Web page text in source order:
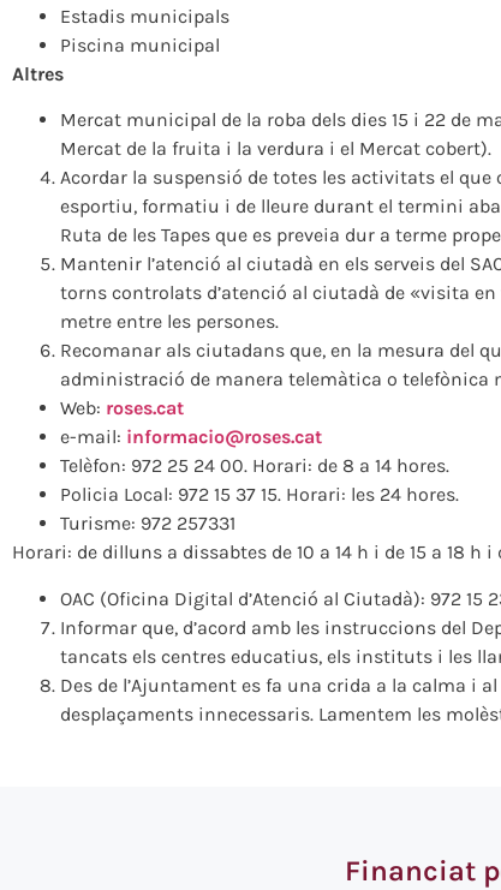
Estadis municipals
Piscina municipal
Altres
Mercat municipal de la roba dels dies 15 i 22 de
Mercat de la fruita i la verdura i el Mercat cobert).
Acordar la suspensió de totes les activitats el
esportiu, formatiu i de lleure durant el termini
Ruta de les Tapes que es preveia dur a terme
Mantenir l’atenció al ciutadà en els serveis del
torns controlats d’atenció al ciutadà de «visita
metre entre les persones.
Recomanar als ciutadans que, en la mesura del
administració de manera telemàtica o telefònica
Web: roses.cat
e-mail: informacio@roses.cat
Telèfon: 972 25 24 00. Horari: de 8 a 14 hores.
Policia Local: 972 15 37 15. Horari: les 24 hores.
Turisme: 972 257331
Horari: de dilluns a dissabtes de 10 a 14 h i de 15 a 18 h i
OAC (Oficina Digital d’Atenció al Ciutadà): 972
Informar que, d’acord amb les instruccions del
tancats els centres educatius, els instituts i les
Des de l’Ajuntament es fa una crida a la calma i
desplaçaments innecessaris. Lamentem les
Financiat